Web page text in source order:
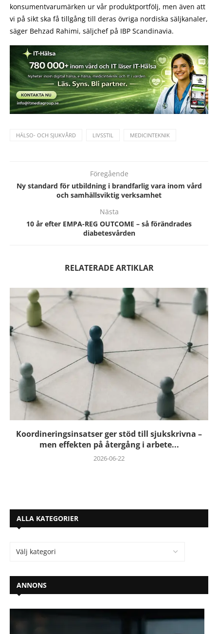
konsumentvarumärken ur vår produktportfölj, men även att
vi på sikt ska få tillgång till deras övriga nordiska säljkanaler,
säger Behzad Rahimi, säljchef på IBP Scandinavia.
HÄLSO- OCH SJUKVÅRD LIVSSTIL MEDICINTEKNIK
Föregående
Ny standard för utbildning i brandfarlig vara inom vård
och samhällsviktig verksamhet
Nästa
10 år efter EMPA-REG OUTCOME – så förändrades
diabetesvården
RELATERADE ARTIKLAR
Koordineringsinsatser ger stöd till sjukskrivna –
men effekten på återgång i arbete...
2026-06-22
ALLA KATEGORIER
ANNONS